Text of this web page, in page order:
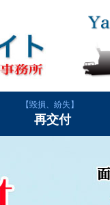
毀損、紛失
再交付